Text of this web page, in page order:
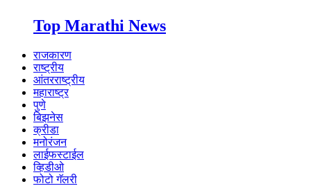
Top Marathi News
राजकारण
राष्ट्रीय
आंतरराष्ट्रीय
महाराष्ट्र
पुणे
बिझनेस
क्रीडा
मनोरंजन
लाईफस्टाईल
व्हिडीओ
फोटो गॅलरी